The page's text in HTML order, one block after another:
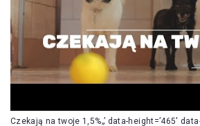
Czekają na twoje 1,5%„’ data-height=’465′